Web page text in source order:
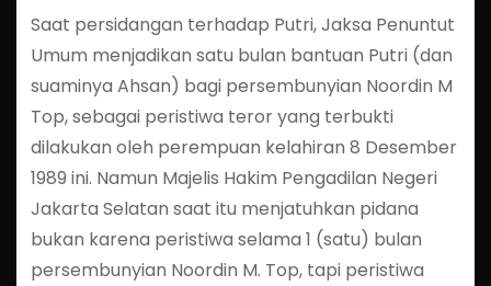
Saat persidangan terhadap Putri, Jaksa Penuntut
Umum menjadikan satu bulan bantuan Putri (dan
suaminya Ahsan) bagi persembunyian Noordin M
Top, sebagai peristiwa teror yang terbukti
dilakukan oleh perempuan kelahiran 8 Desember
1989 ini. Namun Majelis Hakim Pengadilan Negeri
Jakarta Selatan saat itu menjatuhkan pidana
bukan karena peristiwa selama 1 (satu) bulan
persembunyian Noordin M. Top, tapi peristiwa